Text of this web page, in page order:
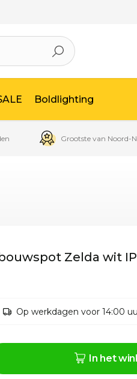
Boldlighting
Grootste van Noord-
Zelda wit
Op werkdagen voor 14:00
In het